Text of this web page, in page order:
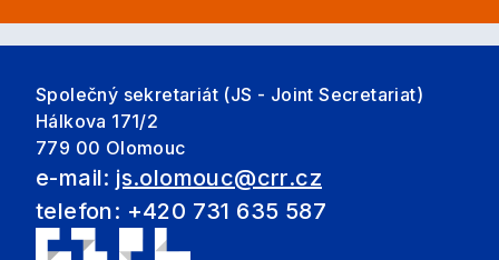
Společný sekretariát (JS - Joint Secretariat)
Hálkova 171/2
779 00 Olomouc
e-mail: js.olomouc@crr.cz
telefon: +420 731 635 587